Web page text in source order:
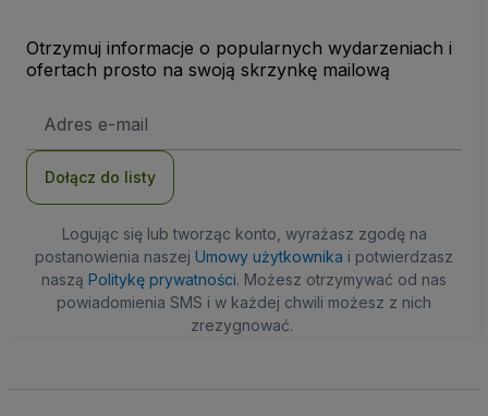
Otrzymuj informacje o popularnych wydarzeniach i
ofertach prosto na swoją skrzynkę mailową
e-
Dołącz do listy
Logując się lub tworząc konto, wyrażasz zgodę na
postanowienia naszej Umowy użytkownika i potwierdzasz
naszą Politykę prywatności. Możesz otrzymywać od nas
powiadomienia SMS i w każdej chwili możesz z nich
zrezygnować.